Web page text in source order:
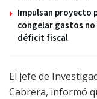
Impulsan proyecto
congelar gastos no
déficit fiscal
El jefe de
Cabrera, informó